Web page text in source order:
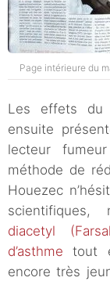
Page intérieure du
Les effets du
ensuite
lecteur
méthode de
Houezec
scientifiques,
diacetyl
d’asthme tout
encore très